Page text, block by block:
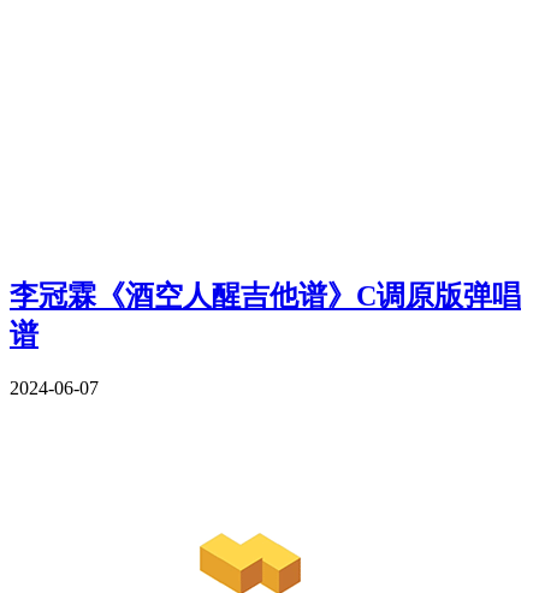
李冠霖《酒空人醒吉他谱》C调原版弹唱
谱
2024-06-07